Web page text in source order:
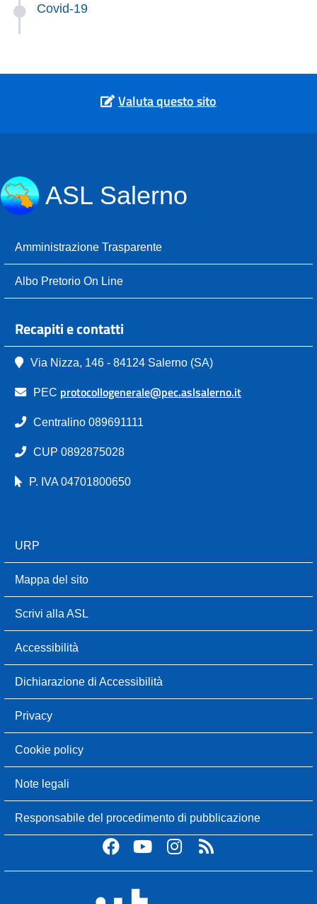
Covid-19
Valuta questo sito
ASL Salerno
Amministrazione Trasparente
Albo Pretorio On Line
Recapiti e contatti
Via Nizza, 146 - 84124 Salerno (SA)
PEC protocollogenerale@pec.aslsalerno.it
Centralino 089691111
CUP 0892875028
P. IVA 04701800650
URP
Mappa del sito
Scrivi alla ASL
Accessibilità
Dichiarazione di Accessibilità
Privacy
Cookie policy
Note legali
Responsabile del procedimento di pubblicazione